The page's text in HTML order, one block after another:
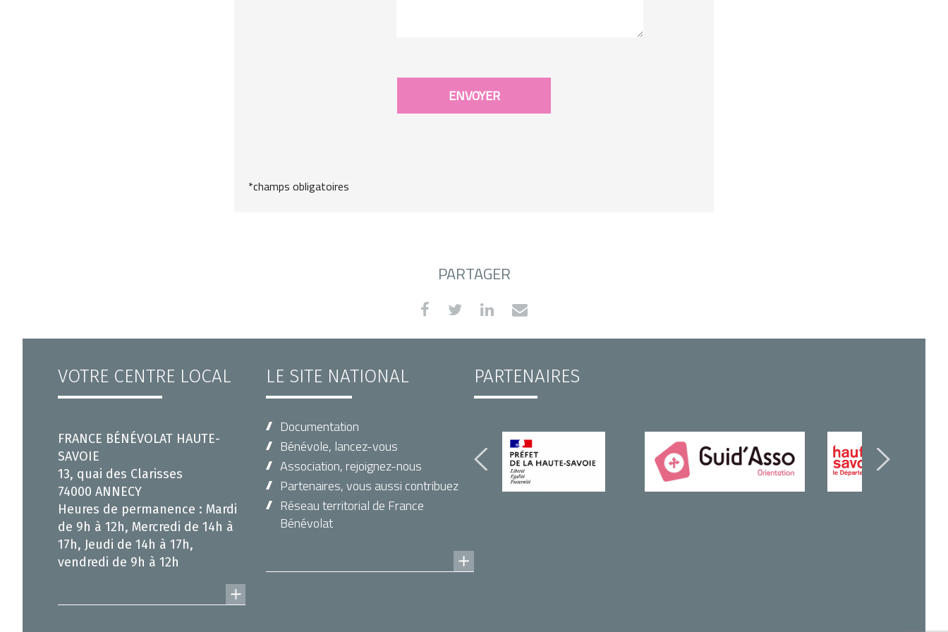
*champs obligatoires
PARTAGER
VOTRE CENTRE LOCAL
FRANCE BÉNÉVOLAT HAUTE-
SAVOIE
13, quai des Clarisses
74000 ANNECY
Heures de permanence : Mardi
de 9h à 12h, Mercredi de 14h à
17h, Jeudi de 14h à 17h,
vendredi de 9h à 12h
LE SITE NATIONAL
Documentation
Bénévole, lancez-vous
Association, rejoignez-nous
Partenaires, vous aussi contribuez
Réseau territorial de France
Bénévolat
PARTENAIRES